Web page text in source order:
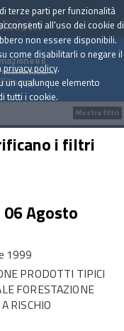
e il
a oggi
i filtri
Agosto
1999
PRODOTTI TIPICI
FORESTAZIONE
RISCHIO
Mostra filtri
terze parti per funzionalità
all'uso dei cookie di
non essere disponibili.
come disabilitarli o negare il
privacy policy.
un qualunque elemento
tutti i cookie.